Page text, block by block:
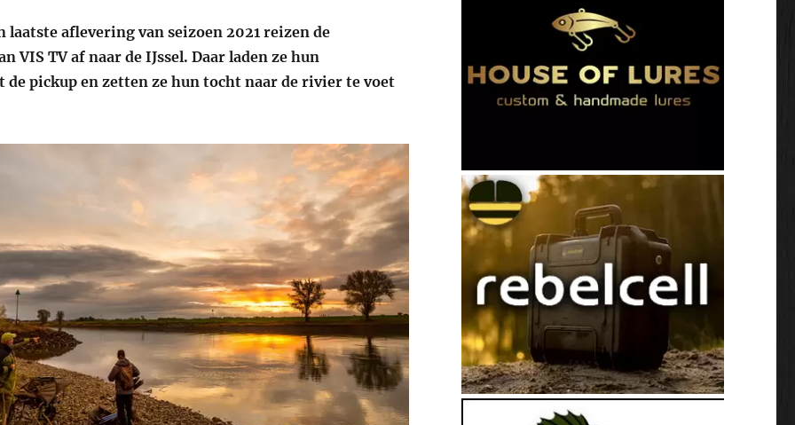
laatste aflevering van seizoen 2021 reizen de
VIS TV af naar de IJssel. Daar laden ze hun
de pickup en zetten ze hun tocht naar de rivier te voet